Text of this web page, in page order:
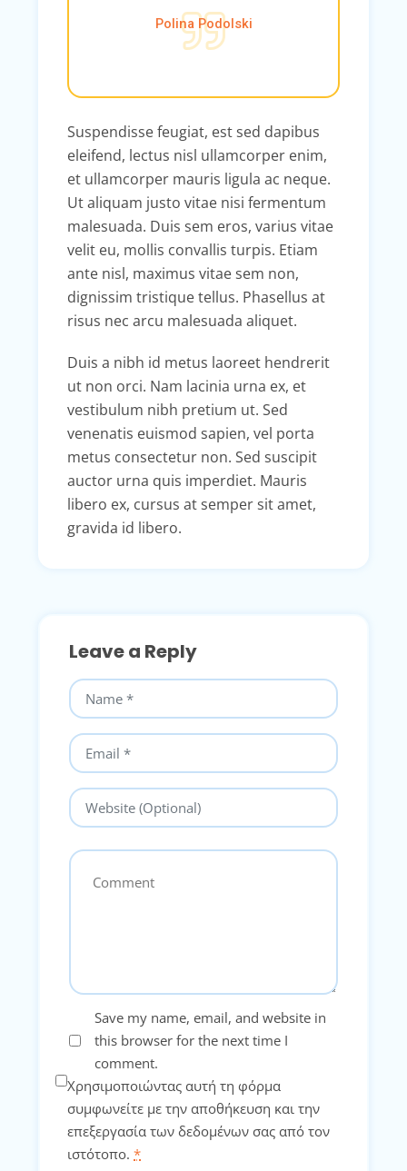
Polina Podolski
Suspendisse feugiat, est sed dapibus
eleifend, lectus nisl ullamcorper enim,
et ullamcorper mauris ligula ac neque.
Ut aliquam justo vitae nisi fermentum
malesuada. Duis sem eros, varius vitae
velit eu, mollis convallis turpis. Etiam
ante nisl, maximus vitae sem non,
dignissim tristique tellus. Phasellus at
risus nec arcu malesuada aliquet.
Duis a nibh id metus laoreet hendrerit
ut non orci. Nam lacinia urna ex, et
vestibulum nibh pretium ut. Sed
venenatis euismod sapien, vel porta
metus consectetur non. Sed suscipit
auctor urna quis imperdiet. Mauris
libero ex, cursus at semper sit amet,
gravida id libero.
Leave a Reply
Save my name, email, and website in
this browser for the next time I
comment.
Χρησιμοποιώντας αυτή τη φόρμα
συμφωνείτε με την αποθήκευση και την
επεξεργασία των δεδομένων σας από τον
ιστότοπο. *